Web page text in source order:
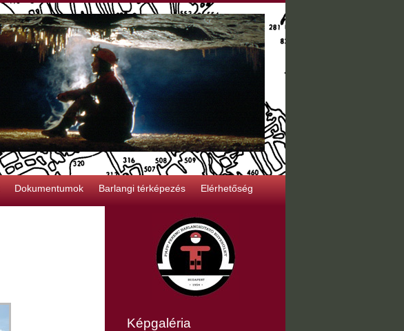
Dokumentumok Barlangi térképezés Elérhetőség
Képgaléria